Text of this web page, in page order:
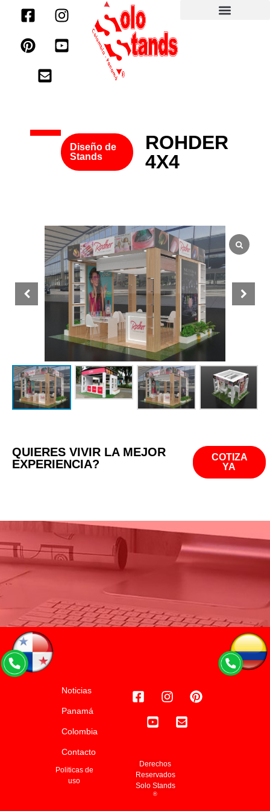
Diseño de
Stands
ROHDER
4X4
QUIERES VIVIR LA MEJOR
EXPERIENCIA?
COTIZA
YA
Noticias
Panamá
Colombia
Contacto
Politicas de
uso
Derechos
Reservados
Solo Stands
®